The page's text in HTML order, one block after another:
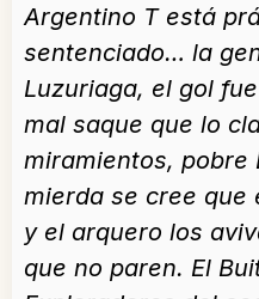
Argentino T está
sentenciado… la
Luzuriaga, el gol
mal saque que lo
miramientos, pobre
mierda se cree que
y el arquero los
que no paren. El